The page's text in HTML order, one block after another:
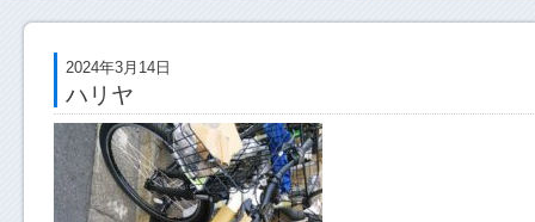
2024年3月14日
ハリヤ